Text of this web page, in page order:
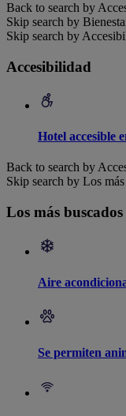
Back to search by
Skip search by
Skip search by
Accesibilidad
Hotel accesible
Back to search by
Skip search by Los
Los más buscados
Aire
Se permiten